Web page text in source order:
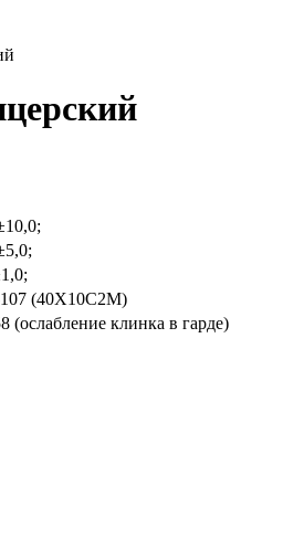
(40Х10С2М)
(ослабление клинка в гарде)